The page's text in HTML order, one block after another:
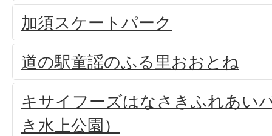
加須スケートパーク
道の駅童謡のふる里おおとね
キサイフーズはなさきふれあい
き水上公園）